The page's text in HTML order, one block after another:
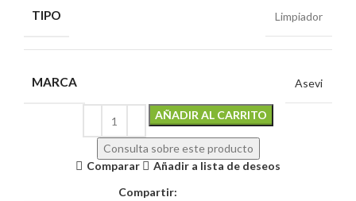
TIPO Limpiador
MARCA Asevi
AÑADIR AL CARRITO
Consulta sobre este producto
Comparar
Añadir a lista de deseos
Compartir: